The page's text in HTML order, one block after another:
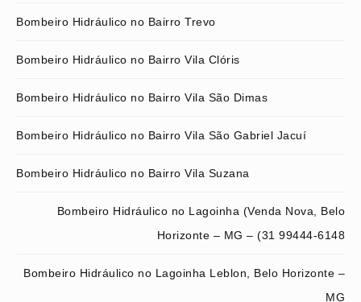
Bombeiro Hidráulico no Bairro Trevo
Bombeiro Hidráulico no Bairro Vila Clóris
Bombeiro Hidráulico no Bairro Vila São Dimas
Bombeiro Hidráulico no Bairro Vila São Gabriel Jacuí
Bombeiro Hidráulico no Bairro Vila Suzana
Bombeiro Hidráulico no Lagoinha (Venda Nova, Belo
Horizonte – MG – (31 99444-6148
Bombeiro Hidráulico no Lagoinha Leblon, Belo Horizonte –
MG